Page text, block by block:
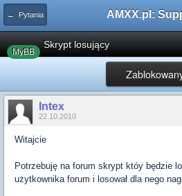
← Pytania
MyBB
Skrypt losujący
Intex
22.10.2010
Witajcie
Potrzebuję na forum skrypt któy będzie
użytkownika forum i losował dla nego